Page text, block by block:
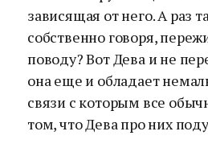
зависящая от него. А раз
собственно говоря,
поводу? Вот Дева и не
она еще и обладает
связи с которым все
том, что Дева про них